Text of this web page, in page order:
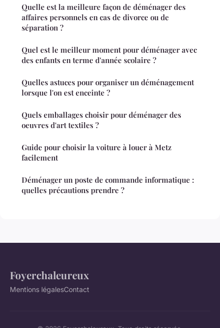
Quelle est la meilleure façon de déménager des
affaires personnels en cas de divorce ou de
séparation ?
Quel est le meilleur moment pour déménager avec
des enfants en terme d'année scolaire ?
Quelles astuces pour organiser un déménagement
lorsque l'on est enceinte ?
Quels emballages choisir pour déménager des
oeuvres d'art textiles ?
Guide pour choisir la voiture à louer à Metz
facilement
Déménager un poste de commande informatique :
quelles précautions prendre ?
Foyerchaleureux
Mentions légalesContact